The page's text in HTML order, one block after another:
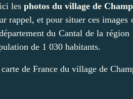
les photos du village de
rappel, et pour situer ces images
du Cantal de la
de 1 030 habitants.
de France du village de